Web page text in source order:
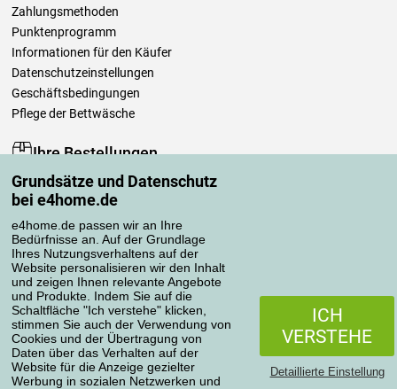
Grundsätze und Datenschutz
bei e4home.de
e4home.de passen wir an Ihre
Bedürfnisse an. Auf der Grundlage
Ihres Nutzungsverhaltens auf der
Website personalisieren wir den Inhalt
und zeigen Ihnen relevante Angebote
und Produkte. Indem Sie auf die
Schaltfläche "Ich verstehe" klicken,
stimmen Sie auch der Verwendung von
Cookies und der Übertragung von
Daten über das Verhalten auf der
Website für die Anzeige gezielter
Werbung in sozialen Netzwerken und
ICH
VERSTEHE
Detaillierte Einstellung
Zahlungsmethoden
Punktenprogramm
Informationen für den Käufer
Datenschutzeinstellungen
Geschäftsbedingungen
Pflege der Bettwäsche
Ihre Bestellungen
Mein Konto
Bestellübersicht
Reklamationen
Widerrufsbelehrung
Einfach mehr wissen
Richtlinien zur Verarbeitung von Bewertungen
Transportarten